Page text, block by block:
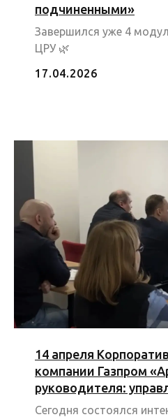
подчиненными»
Завершился уже 4
ЦРУ 🌿
17.04.2026
14 апреля
компании Газпром
руководителя:
Сегодня состоялся